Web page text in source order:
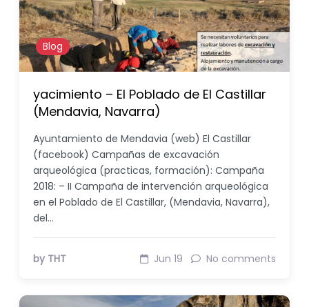
Blog
yacimiento – El Poblado de El Castillar
(Mendavia, Navarra)
Ayuntamiento de Mendavia (web) El Castillar
(facebook) Campañas de excavación
arqueológica (practicas, formación): Campaña
2018: – II Campaña de intervención arqueológica
en el Poblado de El Castillar, (Mendavia, Navarra),
del…
by THT Jun 19 No comments